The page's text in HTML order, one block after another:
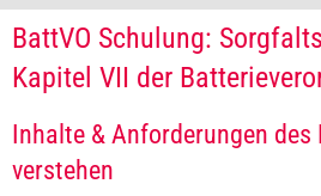
BattVO Schulung:
Kapitel VII der
Inhalte & Anforderungen des
verstehen